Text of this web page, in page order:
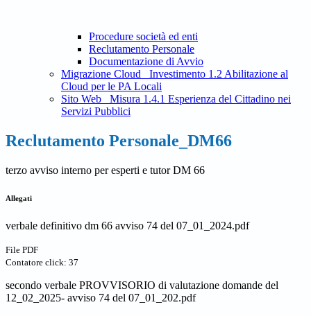
Procedure società ed enti
Reclutamento Personale
Documentazione di Avvio
Migrazione Cloud_ Investimento 1.2 Abilitazione al
Cloud per le PA Locali
Sito Web_ Misura 1.4.1 Esperienza del Cittadino nei
Servizi Pubblici
Reclutamento Personale_DM66
terzo avviso interno per esperti e tutor DM 66
Allegati
verbale definitivo dm 66 avviso 74 del 07_01_2024.pdf
File PDF
Contatore click: 37
secondo verbale PROVVISORIO di valutazione domande del
12_02_2025- avviso 74 del 07_01_202.pdf